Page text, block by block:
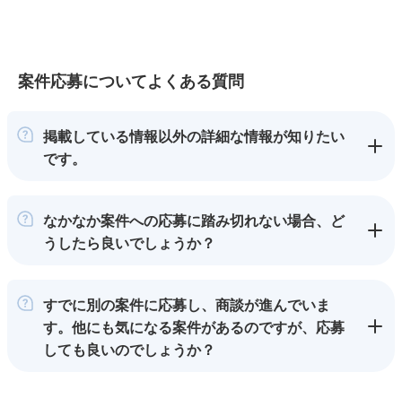
案件応募についてよくある質問
掲載している情報以外の詳細な情報が知りたい
です。
なかなか案件への応募に踏み切れない場合、ど
うしたら良いでしょうか？
すでに別の案件に応募し、商談が進んでいま
す。他にも気になる案件があるのですが、応募
しても良いのでしょうか？